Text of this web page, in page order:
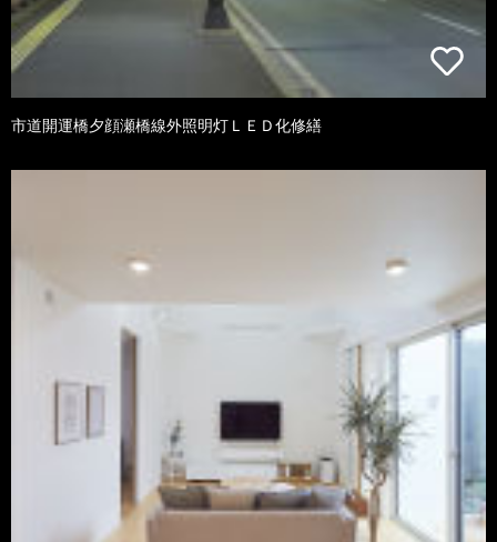
市道開運橋夕顔瀬橋線外照明灯ＬＥＤ化修繕